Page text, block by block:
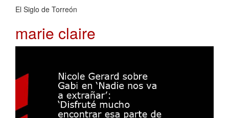
El Siglo de Torreón
marie claire